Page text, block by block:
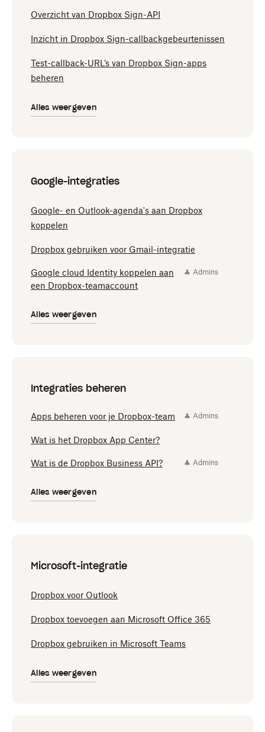
Overzicht van Dropbox Sign-API
Inzicht in Dropbox Sign-callbackgebeurtenissen
Test-callback-URL’s van Dropbox Sign-apps
beheren
Alles weergeven
Google-integraties
Google- en Outlook-agenda's aan Dropbox
koppelen
Dropbox gebruiken voor Gmail-integratie
Google cloud Identity koppelen aan
een Dropbox-teamaccount
Admins
Alles weergeven
Integraties beheren
Apps beheren voor je Dropbox-team Admins
Wat is het Dropbox App Center?
Wat is de Dropbox Business API? Admins
Alles weergeven
Microsoft-integratie
Dropbox voor Outlook
Dropbox toevoegen aan Microsoft Office 365
Dropbox gebruiken in Microsoft Teams
Alles weergeven